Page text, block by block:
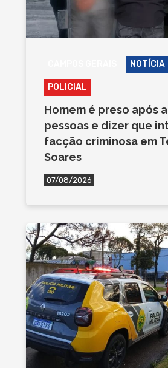
NOTÍCIA
POLICIAL
Homem é preso após
pessoas e dizer que
facção criminosa em
Soares
07/08/2026